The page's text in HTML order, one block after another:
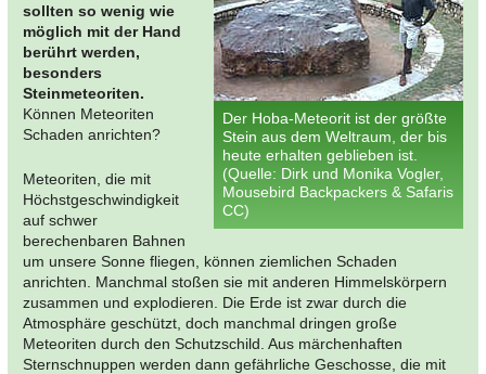
Der Hoba-Meteorit ist der größte
Stein aus dem Weltraum, der bis
heute erhalten geblieben ist.
(Quelle: Dirk und Monika Vogler,
Mousebird Backpackers & Safaris
CC)
sollten so wenig wie
möglich mit der Hand
berührt werden,
besonders
Steinmeteoriten.
Können Meteoriten
Schaden anrichten?
Meteoriten, die mit
Höchstgeschwindigkeit
auf schwer
berechenbaren Bahnen
um unsere Sonne fliegen, können ziemlichen Schaden
anrichten. Manchmal stoßen sie mit anderen Himmelskörpern
zusammen und explodieren. Die Erde ist zwar durch die
Atmosphäre geschützt, doch manchmal dringen große
Meteoriten durch den Schutzschild. Aus märchenhaften
Sternschnuppen werden dann gefährliche Geschosse, die mit